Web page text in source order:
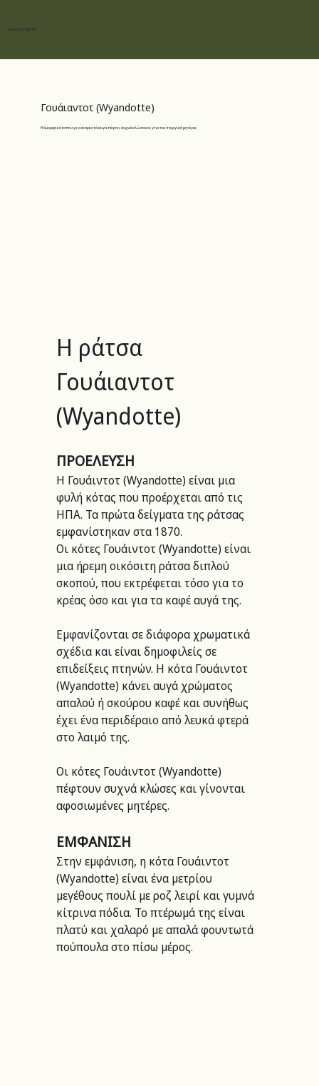
ΚΟΚΕΤΕΣ ΚΟΤΕΣ
Γουάιαντοτ (Wyandotte)
Η όμορφη κότα που γεννά αρκετά αυγά, πέφτει συχνά κλώσα και γίνεται στοργική μητέρα.
Η ράτσα
Γουάιαντοτ
(Wyandotte)
ΠΡΟΕΛΕΥΣΗ
H Γουάιντοτ (Wyandotte) είναι μια
φυλή κότας που προέρχεται από τις
ΗΠΑ. Τα πρώτα δείγματα της ράτσας
εμφανίστηκαν στα 1870.
Οι κότες Γουάιντοτ (Wyandotte) είναι
μια ήρεμη οικόσιτη ράτσα διπλού
σκοπού, που εκτρέφεται τόσο για το
κρέας όσο και για τα καφέ αυγά της.
Εμφανίζονται σε διάφορα χρωματικά
σχέδια και είναι δημοφιλείς σε
επιδείξεις πτηνών. Η κότα Γουάιντοτ
(Wyandotte) κάνει αυγά χρώματος
απαλού ή σκούρου καφέ και συνήθως
έχει ένα περιδέραιο από λευκά φτερά
στο λαιμό της.
Οι κότες Γουάιντοτ (Wyandotte)
πέφτουν συχνά κλώσες και γίνονται
αφοσιωμένες μητέρες.
ΕΜΦΑΝΙΣΗ
Στην εμφάνιση, η κότα Γουάιντοτ
(Wyandotte) είναι ένα μετρίου
μεγέθους πουλί με ροζ λειρί και γυμνά
κίτρινα πόδια. Το πτέρωμά της είναι
πλατύ και χαλαρό με απαλά φουντωτά
πούπουλα στο πίσω μέρος.